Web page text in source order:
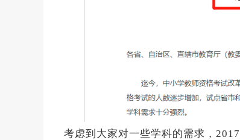
考虑到大家对一些学科的需求，